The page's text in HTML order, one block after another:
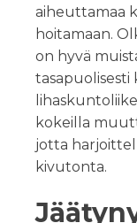
aiheuttamaa
hoitamaan.
on hyvä
tasapuolisesti
kokeilla
jotta
kivutonta.